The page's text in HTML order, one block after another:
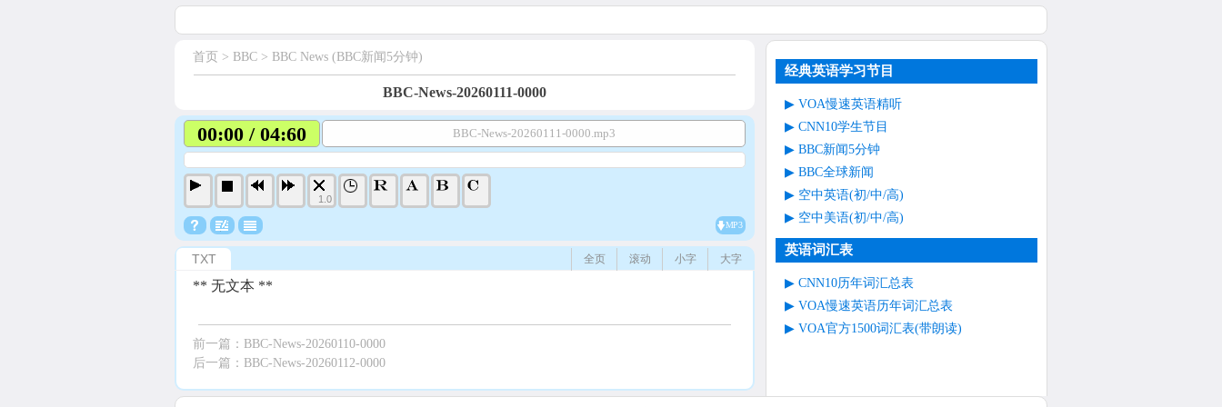
首页 > BBC > BBC News (BBC新闻5分钟)
BBC-News-20260111-0000
00:00 / 04:60 BBC-News-20260111-0000.mp3
1.0
MP3
TXT 大字
小字
滚动
全页
** 无文本 **
前一篇： BBC-News-20260110-0000
后一篇： BBC-News-20260112-0000
经典英语学习节目
VOA慢速英语精听
CNN10学生节目
BBC新闻5分钟
BBC全球新闻
空中英语(初/中/高)
空中美语(初/中/高)
英语词汇表
CNN10历年词汇总表
VOA慢速英语历年词汇总表
VOA官方1500词汇表(带朗读)